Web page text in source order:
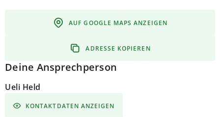
AUF GOOGLE MAPS ANZEIGEN
ADRESSE KOPIEREN
Deine Ansprechperson
Ueli Held
KONTAKTDATEN ANZEIGEN